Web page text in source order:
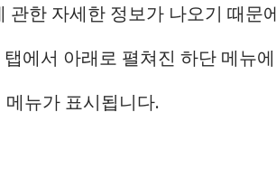
한 자세한 정보가 나오기 때문
에서 아래로 펼쳐진 하단 메뉴
뉴가 표시됩니다.